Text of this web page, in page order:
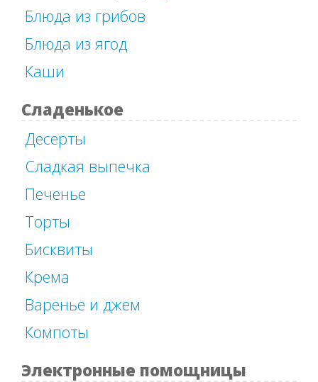
Блюда из грибов
Блюда из ягод
Каши
Сладенькое
Десерты
Сладкая выпечка
Печенье
Торты
Бисквиты
Крема
Варенье и джем
Компоты
Электронные помощницы